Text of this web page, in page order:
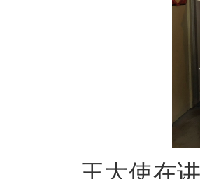
王大使在讲